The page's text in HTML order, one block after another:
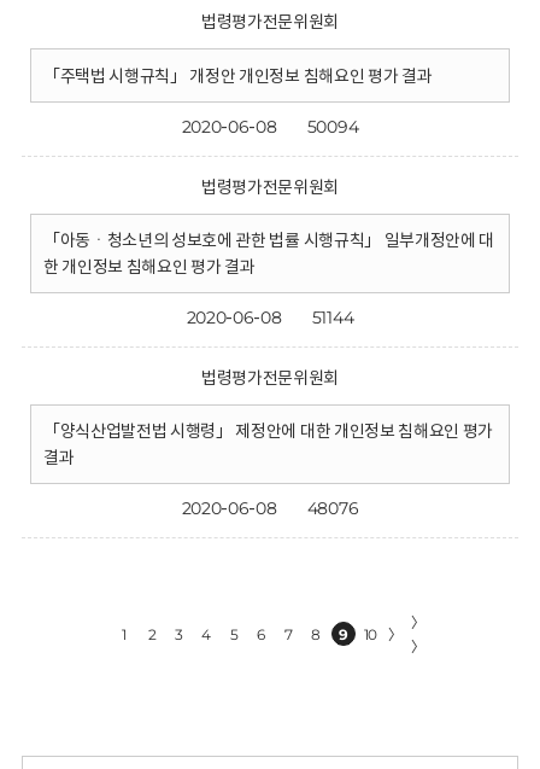
법령평가전문위원회
「주택법 시행규칙」 개정안 개인정보 침해요인 평가 결과
2020-06-08 50094
법령평가전문위원회
「아동ㆍ청소년의 성보호에 관한 법률 시행규칙」 일부개정안에 대
한 개인정보 침해요인 평가 결과
2020-06-08 51144
법령평가전문위원회
「양식산업발전법 시행령」 제정안에 대한 개인정보 침해요인 평가
결과
2020-06-08 48076
1 2 3 4 5 6 7 8 9 10 〉
〉
〉